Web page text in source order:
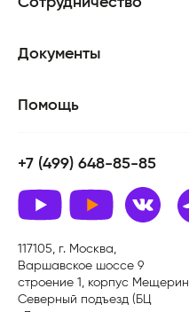
Документы
Помощь
+7 (499) 648-85-85
117105, г. Москва,
Варшавское шоссе 9
строение 1, корпус Мещерин
Северный подъезд (БЦ